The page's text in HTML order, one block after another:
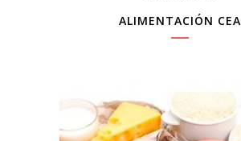
ALIMENTACIÓN CEA